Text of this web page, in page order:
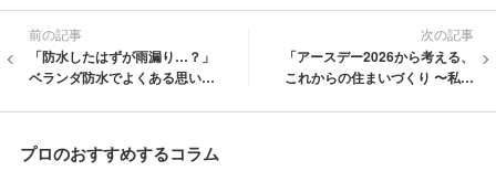
前の記事
「防水したはずが雨漏り…？」
ベランダ防水でよくある思い込
次の記事
「アースデー2026から考える、
これからの住まいづくり 〜私た
プロのおすすめするコラム